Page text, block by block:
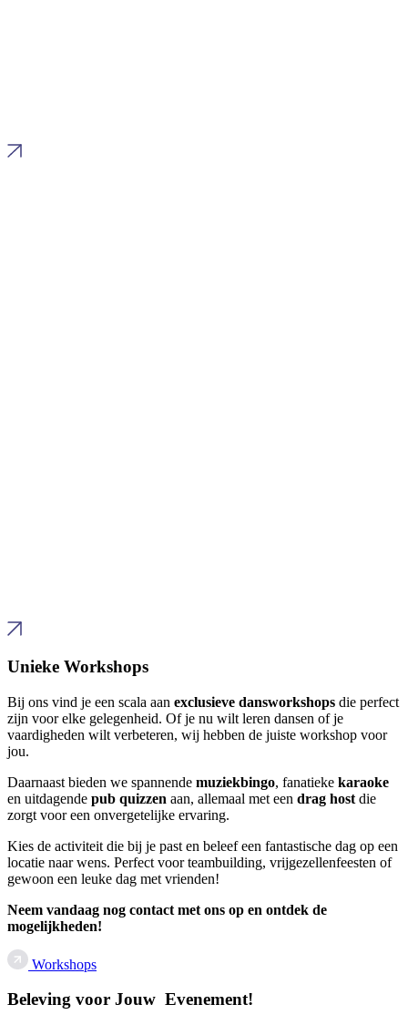
Unieke Workshops
Bij ons vind je een scala aan exclusieve dansworkshops die perfect
zijn voor elke gelegenheid. Of je nu wilt leren dansen of je
vaardigheden wilt verbeteren, wij hebben de juiste workshop voor
jou.
Daarnaast bieden we spannende muziekbingo, fanatieke karaoke
en uitdagende pub quizzen aan, allemaal met een drag host die
zorgt voor een onvergetelijke ervaring.
Kies de activiteit die bij je past en beleef een fantastische dag op een
locatie naar wens. Perfect voor teambuilding, vrijgezellenfeesten of
gewoon een leuke dag met vrienden!
Neem vandaag nog contact met ons op en ontdek de
mogelijkheden!
Workshops
Beleving voor Jouw Evenement!